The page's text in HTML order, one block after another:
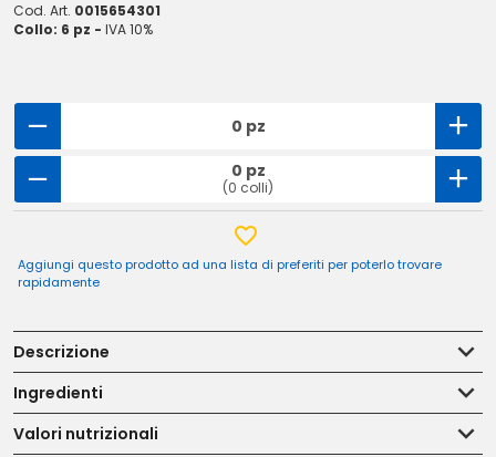
Cod. Art. 0015654301
Collo: 6 pz - IVA 10%
0 pz
0 pz
(0 colli)
Aggiungi questo prodotto ad una lista di preferiti per poterlo trovare
rapidamente
Descrizione
Ingredienti
Valori nutrizionali